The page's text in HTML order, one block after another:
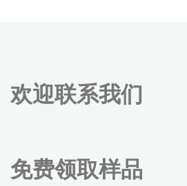
欢迎联系我们
免费领取样品